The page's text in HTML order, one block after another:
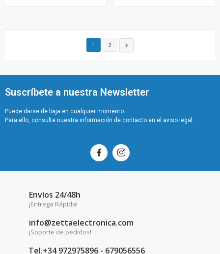
1 2 
Suscríbete a nuestra Newsletter
Puede darse de baja en cualquier momento.
Para ello, consulte nuestra información de contacto en el aviso legal.
Envíos 24/48h
¡Entrega Rápida!
info@zettaelectronica.com
¡Soporte de pedidos!
Tel.+34 972975896 - 679056556